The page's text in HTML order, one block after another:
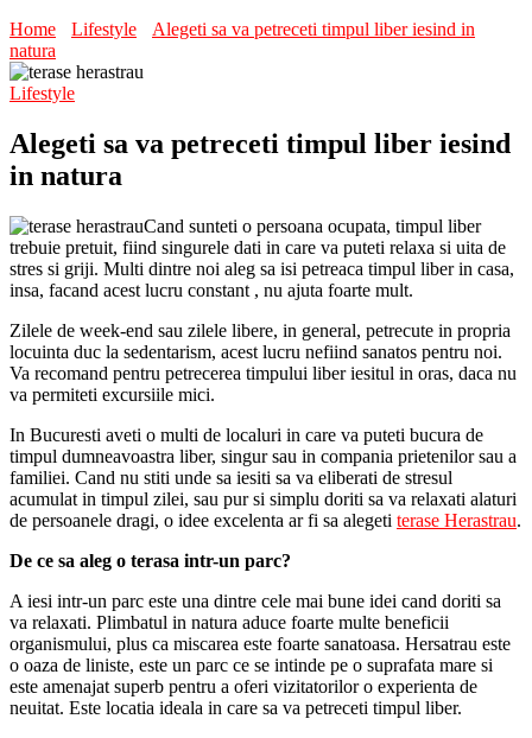
Home
Lifestyle
Alegeti sa va petreceti timpul liber iesind in
natura
Lifestyle
Alegeti sa va petreceti timpul liber iesind
in natura
Cand sunteti o persoana ocupata, timpul liber
trebuie pretuit, fiind singurele dati in care va puteti relaxa si uita de
stres si griji. Multi dintre noi aleg sa isi petreaca timpul liber in casa,
insa, facand acest lucru constant , nu ajuta foarte mult.
Zilele de week-end sau zilele libere, in general, petrecute in propria
locuinta duc la sedentarism, acest lucru nefiind sanatos pentru noi.
Va recomand pentru petrecerea timpului liber iesitul in oras, daca nu
va permiteti excursiile mici.
In Bucuresti aveti o multi de localuri in care va puteti bucura de
timpul dumneavoastra liber, singur sau in compania prietenilor sau a
familiei. Cand nu stiti unde sa iesiti sa va eliberati de stresul
acumulat in timpul zilei, sau pur si simplu doriti sa va relaxati alaturi
de persoanele dragi, o idee excelenta ar fi sa alegeti terase Herastrau.
De ce sa aleg o terasa intr-un parc?
A iesi intr-un parc este una dintre cele mai bune idei cand doriti sa
va relaxati. Plimbatul in natura aduce foarte multe beneficii
organismului, plus ca miscarea este foarte sanatoasa. Hersatrau este
o oaza de liniste, este un parc ce se intinde pe o suprafata mare si
este amenajat superb pentru a oferi vizitatorilor o experienta de
neuitat. Este locatia ideala in care sa va petreceti timpul liber.